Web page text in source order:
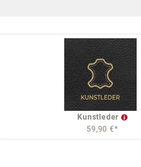
Kunstleder
59,90 €*